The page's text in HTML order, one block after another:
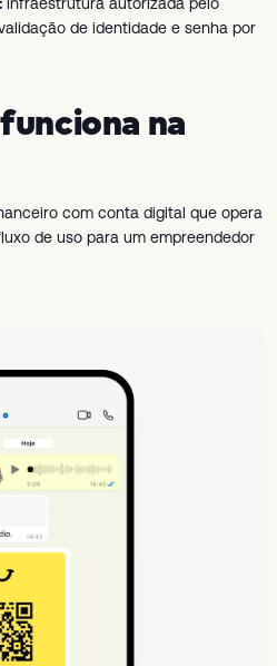
de identidade e senha por
na
com conta digital que opera
de uso para um empreendedor